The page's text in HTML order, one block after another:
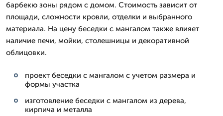
барбекю зоны рядом с домом. Стоимость зависит от
площади, сложности кровли, отделки и выбранного
материала. На цену беседки с мангалом также влияет
наличие печи, мойки, столешницы и декоративной
облицовки.
проект беседки с мангалом с учетом размера и
формы участка
изготовление беседки с мангалом из дерева,
кирпича и металла